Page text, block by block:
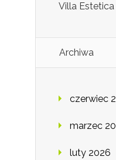
Villa Estetica
Archiwa
czerwiec
marzec
luty 2026